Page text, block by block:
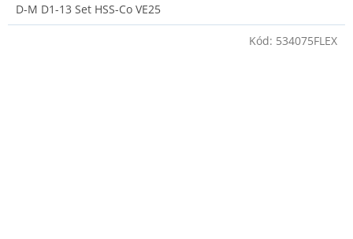
D-M D1-13 Set HSS-Co VE25
Kód: 534075FLEX